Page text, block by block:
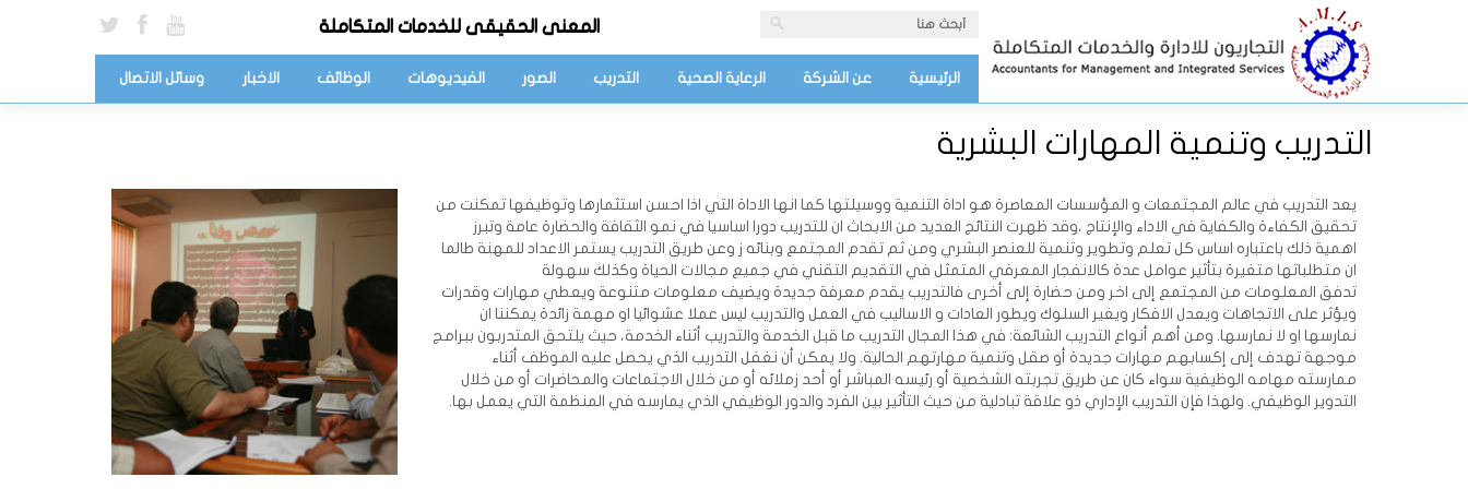
المعنى الحقيقى للخدمات المتكاملة
الرئيسية عن الشركة الرعاية الصحية التدريب الصور الفيديوهات الوظائف الاخبار وسائل الاتصال
التدريب وتنمية المهارات البشرية
يعد التدريب في عالم المجتمعات و المؤسسات المعاصرة هو اداة التنمية ووسيلتها كما انها الاداة التي اذا احسن استثمارها وتوظيفها تمكنت من
تحقيق الكفاءة والكفاية في الاداء والإنتاج ،وقد ظهرت النتائج العديد من الابحاث ان للتدريب دورا اساسيا في نمو الثقافة والحضارة عامة وتبرز
اهمية ذلك باعتباره اساس كل تعلم وتطوير وتنمية للعنصر البشري ومن ثم تقدم المجتمع وبنائه ز وعن طريق التدريب يستمر الاعداد للمهنة طالما
ان متطلباتها متغيرة بتأثير عوامل عدة كالانفجار المعرفي المتمثل في التقديم التقني في جميع مجالات الحياة وكذلك سهولة
تدفق المعلومات من المجتمع إلى اخر ومن حضارة إلى أخرى فالتدريب يقدم معرفة جديدة ويضيف معلومات متنوعة ويعطي مهارات وقدرات
ويؤثر على الاتجاهات ويعدل الافكار ويغير السلوك ويطور العادات و الاساليب في العمل والتدريب ليس عملا عشوائيا او مهمة زائدة يمكننا ان
نمارسها او لا نمارسها. ومن أهم أنواع التدريب الشائعة: في هذا المجال التدريب ما قبل الخدمة والتدريب أثناء الخدمة، حيث يلتحق المتدربون ببرامج
موجهة تهدف إلى إكسابهم مهارات جديدة أو صقل وتنمية مهارتهم الحالية. ولا يمكن أن نغفل التدريب الذي يحصل عليه الموظف أثناء
ممارسته مهامه الوظيفية سواء كان عن طريق تجربته الشخصية أو رئيسه المباشر أو أحد زملائه أو من خلال الاجتماعات والمحاضرات أو من خلال
التدوير الوظيفي. ولهذا فإن التدريب الإداري ذو علاقة تبادلية من حيث التأثير بين الفرد والدور الوظيفي الذي يمارسه في المنظمة التي يعمل بها.